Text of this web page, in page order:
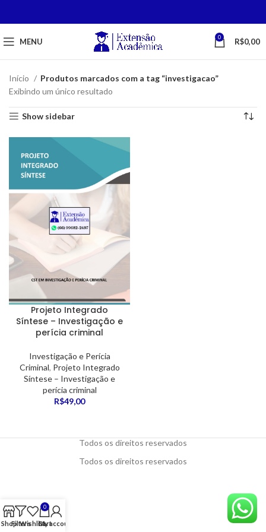
MENU 0 R$0,00
Início
Produtos marcados com a tag “investigacao”
Exibindo um único resultado
Show sidebar
Projeto Integrado
Síntese – Investigação e
perícia criminal
Investigação e Perícia
Criminal, Projeto Integrado
Síntese – Investigação e
perícia criminal
R$49,00
Todos os direitos reservados
Todos os direitos reservados
ShopFiltersWishlist
0
Cart
My account